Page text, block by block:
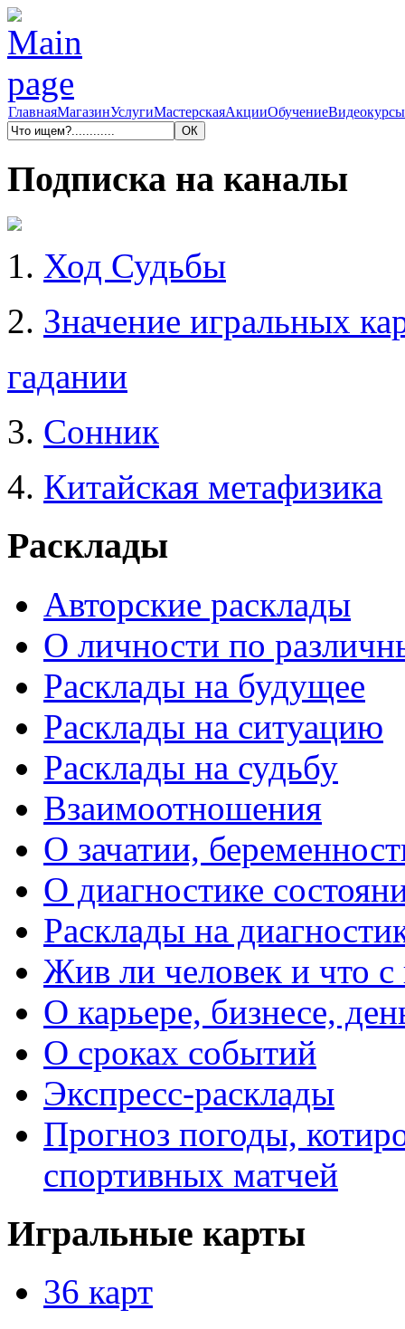
ГлавнаяМагазинУслугиМастерскаяАкцииОбучениеВидеокурсы
Подписка на каналы
1. Ход Судьбы
2. Значение игральных
гадании
3. Сонник
4. Китайская метафизика
Расклады
Авторские расклады
О личности по
Расклады на будущее
Расклады на ситуацию
Расклады на судьбу
Взаимоотношения
О зачатии,
О диагностике
Расклады на
Жив ли человек и что
О карьере, бизнесе,
О сроках событий
Экспресс-расклады
Прогноз погоды,
спортивных матчей
Игральные карты
36 карт